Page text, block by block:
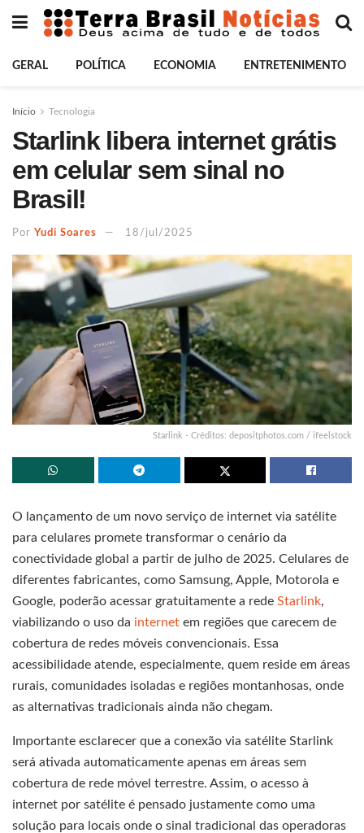
GERAL POLÍTICA ECONOMIA ENTRETENIMENTO
Início Tecnologia
Starlink libera internet grátis
em celular sem sinal no
Brasil!
Por Yudi Soares 18/jul/2025
Starlink - Créditos: depositphotos.com / ifeelstock
O lançamento de um novo serviço de internet via satélite
para celulares promete transformar o cenário da
conectividade global a partir de julho de 2025. Celulares de
diferentes fabricantes, como Samsung, Apple, Motorola e
Google, poderão acessar gratuitamente a rede Starlink,
viabilizando o uso da internet em regiões que carecem de
cobertura de redes móveis convencionais. Essa
acessibilidade atende, especialmente, quem reside em áreas
rurais, comunidades isoladas e regiões montanhosas, onde
as alternativas tradicionais ainda não chegam.
Importante esclarecer que a conexão via satélite Starlink
será ativada automaticamente apenas em áreas sem
cobertura de rede móvel terrestre. Assim, o acesso à
internet por satélite é pensado justamente como uma
solução para locais onde o sinal tradicional das operadoras